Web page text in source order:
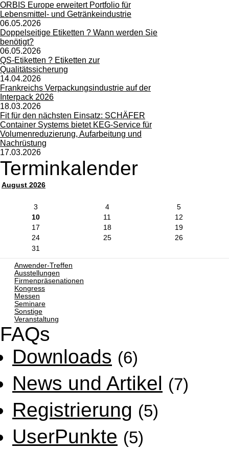
ORBIS Europe erweitert Portfolio für
Lebensmittel- und Getränkeindustrie
06.05.2026
Doppelseitige Etiketten ? Wann werden Sie
benötigt?
06.05.2026
QS-Etiketten ? Etiketten zur
Qualitätssicherung
14.04.2026
Frankreichs Verpackungsindustrie auf der
Interpack 2026
18.03.2026
Fit für den nächsten Einsatz: SCHÄFER
Container Systems bietet KEG-Service für
Volumenreduzierung, Aufarbeitung und
Nachrüstung
17.03.2026
Terminkalender
August 2026
3 4
5
10
11
12
17
18
19
24
25
26
31
Anwender-Treffen
Ausstellungen
Firmenpräsenationen
Kongress
Messen
Seminare
Sonstige
Veranstaltung
FAQs
Downloads (6)
News und Artikel (7)
Registrierung (5)
UserPunkte (5)